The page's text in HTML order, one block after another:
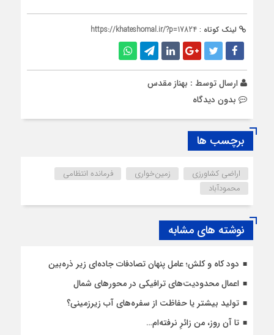
لینک کوتاه : https://khateshomal.ir/?p=17824
ارسال توسط : بهناز مقدس
بدون دیدگاه
برچسب ها
اراضی کشاورزی زمین‌خواری
فرمانده انتظامی
محمودآباد
نوشته های مشابه
دود کاه و کلش؛ عامل پنهان تصادفات جاده‌ای زیر ذره‌بین
اعمال محدودیت‌‌های ترافیکی در محورهای شمال
تولید بیشتر یا حفاظت از سفره‌های آب زیرزمینی؟
تا آن روز، من زائرِ نرفته‌ام…